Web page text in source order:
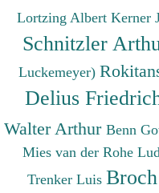
Lortzing Albert Kerner
Schnitzler
Luckemeyer)
Delius
Walter Arthur Benn
Mies van der Rohe
Trenker Luis